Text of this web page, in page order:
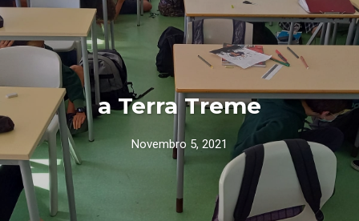
a Terra Treme
Novembro 5, 2021